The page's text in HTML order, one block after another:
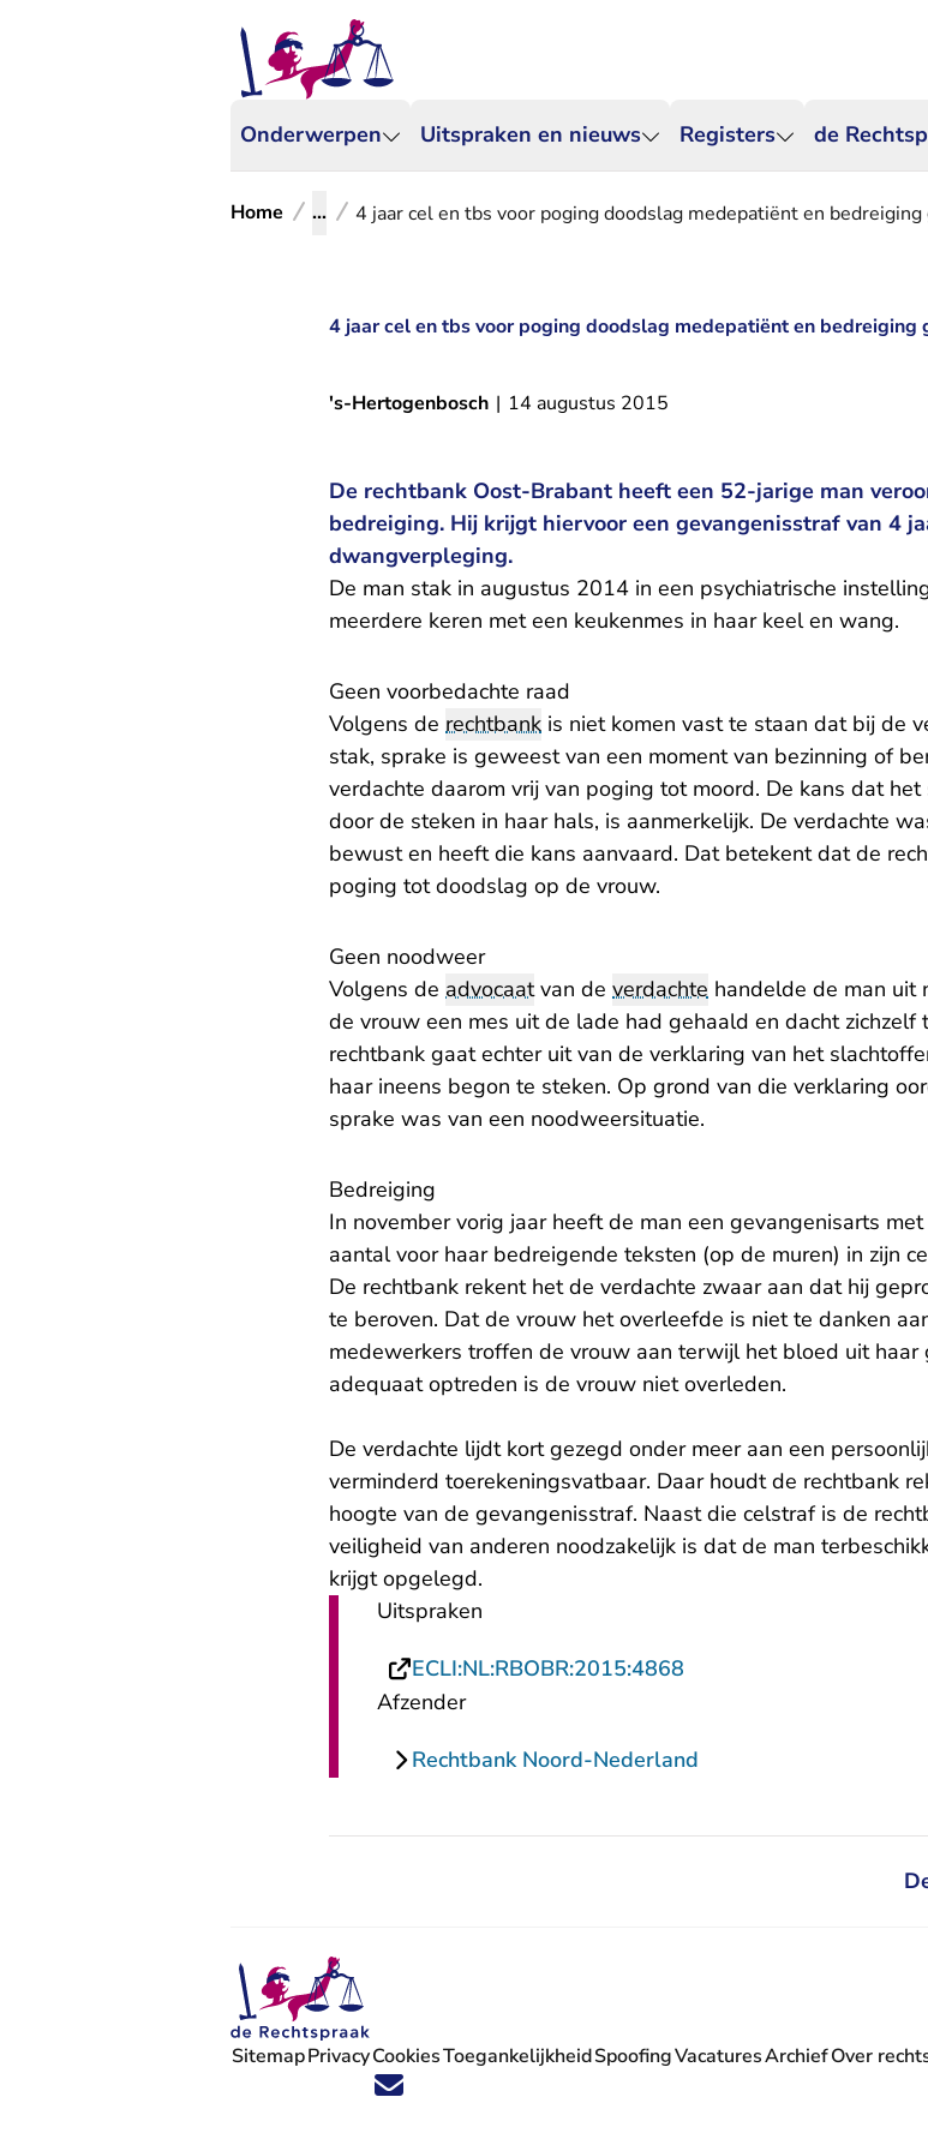
Onderwerpen Uitspraken en nieuws Registers de
Home ... 4 jaar cel en tbs voor poging doodslag medepatiënt en bedreiging
4 jaar cel en tbs voor poging doodslag medepatiënt en bedreiging
's-Hertogenbosch | 14 augustus 2015
De rechtbank Oost-Brabant heeft een 52-jarige man
bedreiging. Hij krijgt hiervoor een gevangenisstraf van 4
dwangverpleging.
De man stak in augustus 2014 in een psychiatrische
meerdere keren met een keukenmes in haar keel en wang.
Geen voorbedachte raad
Volgens de rechtbank is niet komen vast te staan dat bij de
stak, sprake is geweest van een moment van bezinning of
verdachte daarom vrij van poging tot moord. De kans dat
door de steken in haar hals, is aanmerkelijk. De verdachte
bewust en heeft die kans aanvaard. Dat betekent dat de
poging tot doodslag op de vrouw.
Geen noodweer
Volgens de advocaatvan de verdachte handelde de man uit
de vrouw een mes uit de lade had gehaald en dacht zichzelf
rechtbank gaat echter uit van de verklaring van het
haar ineens begon te steken. Op grond van die verklaring
sprake was van een noodweersituatie.
Bedreiging
In november vorig jaar heeft de man een gevangenisarts
aantal voor haar bedreigende teksten (op de muren) in zijn
De rechtbank rekent het de verdachte zwaar aan dat hij
te beroven. Dat de vrouw het overleefde is niet te danken
medewerkers troffen de vrouw aan terwijl het bloed uit haar
adequaat optreden is de vrouw niet overleden.
De verdachte lijdt kort gezegd onder meer aan een
verminderd toerekeningsvatbaar. Daar houdt de rechtbank
hoogte van de gevangenisstraf. Naast die celstraf is de
veiligheid van anderen noodzakelijk is dat de man
krijgt opgelegd.
Uitspraken
ECLI:NL:RBOBR:2015:4868
Afzender
Rechtbank Noord-Nederland
Volg ons op X (Twitter) - U verlaat Rechtspraak.nl
Volg ons op Facebook - U verlaat Rechtspraak.nl
Volg ons op Instagram - U verlaat Rechtspraak.nl
Volg ons op Youtube - U verlaat Rechtspraak.nl
Volg ons op LinkedIn - U verlaat Rechtspraak.nl
'Blijf op de hoogte' nieuwsbrief - U verlaat Rechtspraak.nl
SitemapPrivacyCookiesToegankelijkheidSpoofingVacatures
- U verlaat Rechtspraak.nl
ArchiefOver